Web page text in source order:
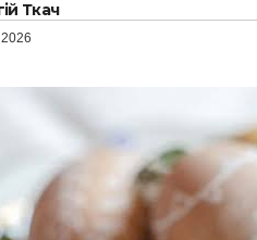
Ткач